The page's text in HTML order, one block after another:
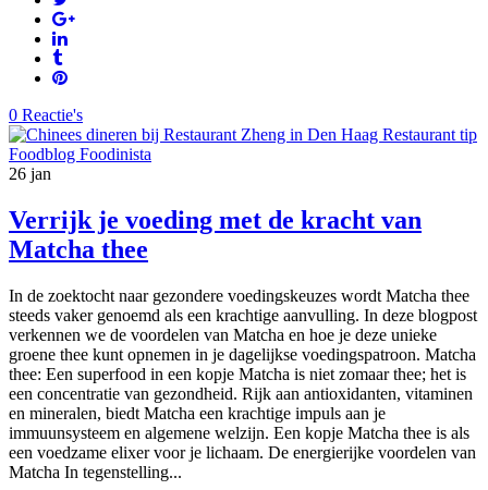
0 Reactie's
26 jan
Verrijk je voeding met de kracht van
Matcha thee
In de zoektocht naar gezondere voedingskeuzes wordt Matcha thee
steeds vaker genoemd als een krachtige aanvulling. In deze blogpost
verkennen we de voordelen van Matcha en hoe je deze unieke
groene thee kunt opnemen in je dagelijkse voedingspatroon. Matcha
thee: Een superfood in een kopje Matcha is niet zomaar thee; het is
een concentratie van gezondheid. Rijk aan antioxidanten, vitaminen
en mineralen, biedt Matcha een krachtige impuls aan je
immuunsysteem en algemene welzijn. Een kopje Matcha thee is als
een voedzame elixer voor je lichaam. De energierijke voordelen van
Matcha In tegenstelling...